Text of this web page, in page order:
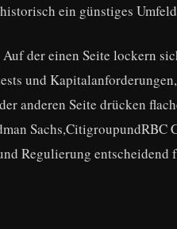
ein günstiges
der einen Seite lockern
und
anderen Seite drücken
Sachs,CitigroupundRBC
Regulierung entscheidend